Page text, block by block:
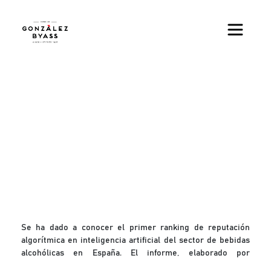
Se ha dado a conocer el primer ranking de reputación
algorítmica en inteligencia artificial del sector de bebidas
alcohólicas en España. El informe, elaborado por